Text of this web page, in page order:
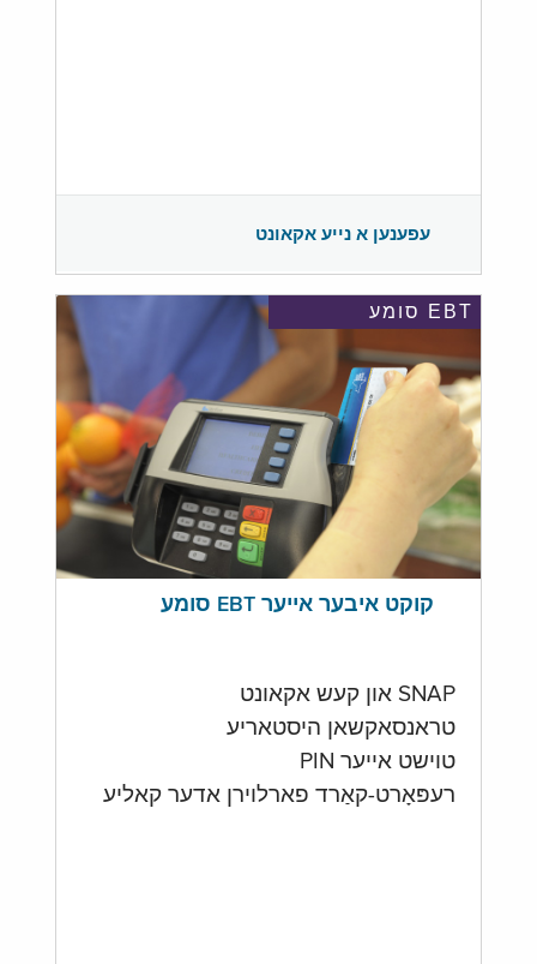
עפענען א נייע אקאונט
EBT סומע
קוקט איבער אייער EBT סומע
SNAP און קעש אקאונט
טראנסאקשאן היסטאריע
טוישט אייער PIN
רעפּאָרט-קאַרד פארלוירן אדער קאליע